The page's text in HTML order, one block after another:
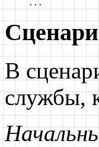
...
В
службы,